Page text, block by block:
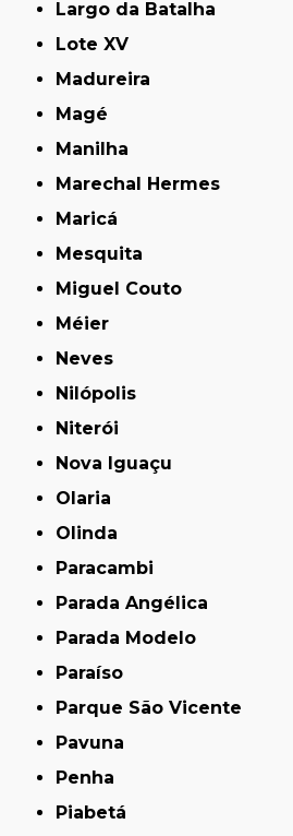
Largo da Batalha
Lote XV
Madureira
Magé
Manilha
Marechal Hermes
Maricá
Mesquita
Miguel Couto
Méier
Neves
Nilópolis
Niterói
Nova Iguaçu
Olaria
Olinda
Paracambi
Parada Angélica
Parada Modelo
Paraíso
Parque São Vicente
Pavuna
Penha
Piabetá